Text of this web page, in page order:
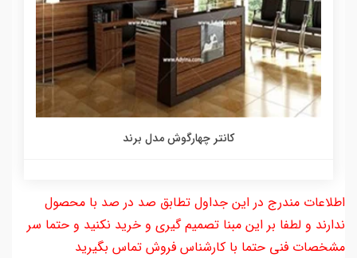
کانتر چهارگوش مدل برند
اطلاعات مندرج در این جداول تطابق صد در صد با محصول
ندارند و لطفا بر این مبنا تصمیم گیری و خرید نکنید و حتما سر
مشخصات فنی حتما با کارشناس فروش تماس بگیرید